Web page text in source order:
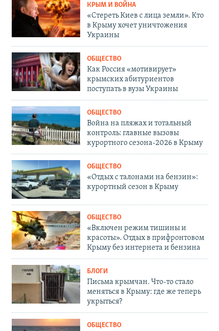
КРЫМ И ВОЙНА
«Стереть Киев с лица земли». Кто
в Крыму хочет уничтожения
Украины
ОБЩЕСТВО
Как Россия «мотивирует»
крымских абитуриентов
поступать в вузы Украины
ОБЩЕСТВО
Война на пляжах и тотальный
контроль: главные вызовы
курортного сезона-2026 в Крыму
ОБЩЕСТВО
«Отдых с талонами на бензин»:
курортный сезон в Крыму
ОБЩЕСТВО
«Включен режим тишины и
красоты». Отдых в прифронтовом
Крыму без интернета и бензина
БЛОГИ
Письма крымчан. Что-то стало
меняться в Крыму: где же теперь
укрыться?
ОБЩЕСТВО